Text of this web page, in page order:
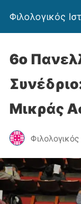
Φιλολογικός
6ο
Μικράς